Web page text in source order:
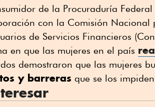
de la Procuraduría
con la Comisión Nacional
de Servicios Financieros
en que las mujeres en el país
demostraron que las mujeres
y barreras que se los